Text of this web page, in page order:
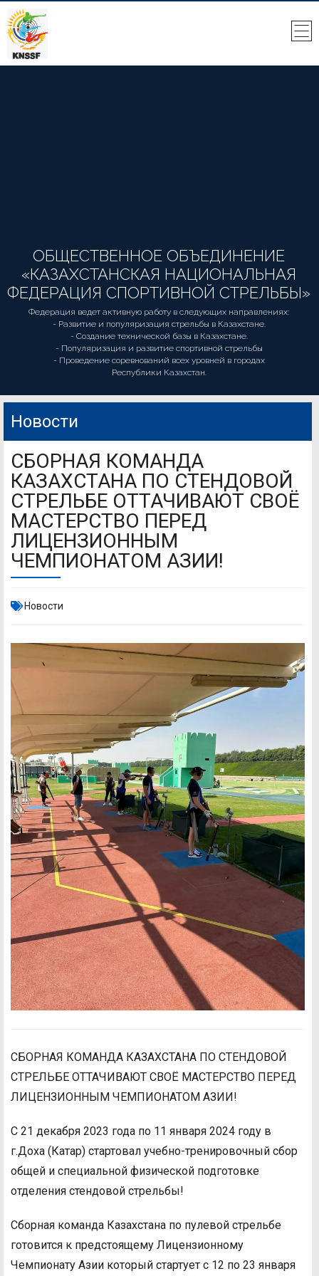
ОБЩЕСТВЕННОЕ ОБЪЕДИНЕНИЕ
«КАЗАХСТАНСКАЯ НАЦИОНАЛЬНАЯ
ФЕДЕРАЦИЯ СПОРТИВНОЙ СТРЕЛЬБЫ»
Федерация ведет активную работу в следующих направлениях:
- Развитие и популяризация стрельбы в Казахстане.
- Создание технической базы в Казахстане.
- Популяризация и развитие спортивной стрельбы
- Проведение соревнований всех уровней в городах
Республики Казахстан.
Новости
СБОРНАЯ КОМАНДА
КАЗАХСТАНА ПО СТЕНДОВОЙ
СТРЕЛЬБЕ ОТТАЧИВАЮТ СВОЁ
МАСТЕРСТВО ПЕРЕД
ЛИЦЕНЗИОННЫМ
ЧЕМПИОНАТОМ АЗИИ!
Новости
СБОРНАЯ КОМАНДА КАЗАХСТАНА ПО СТЕНДОВОЙ
СТРЕЛЬБЕ ОТТАЧИВАЮТ СВОЁ МАСТЕРСТВО ПЕРЕД
ЛИЦЕНЗИОННЫМ ЧЕМПИОНАТОМ АЗИИ!
С 21 декабря 2023 года по 11 января 2024 году в
г.Доха (Катар) стартовал учебно-тренировочный сбор
общей и специальной физической подготовке
отделения стендовой стрельбы!
Сборная команда Казахстана по пулевой стрельбе
готовится к предстоящему Лицензионному
Чемпионату Азии который стартует с 12 по 23 января